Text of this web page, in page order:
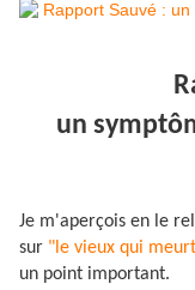
un
Je m'aperçois en le
sur "le vieux qui
un point important.